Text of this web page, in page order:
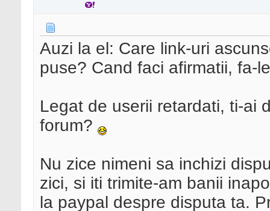
Auzi la el: Care link-uri
puse? Cand faci afirmatii, fa-
Legat de userii retardati, ti-ai
forum?
Nu zice nimeni sa inchizi
zici, si iti trimite-am banii
la paypal despre disputa ta.